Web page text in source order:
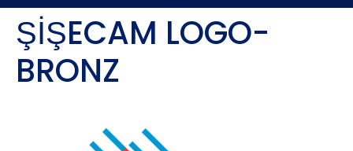
ŞİŞECAM LOGO-
BRONZ